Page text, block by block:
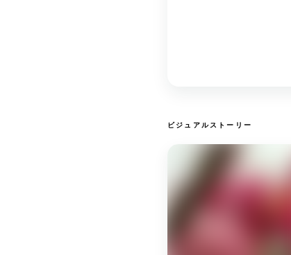
ビジュアルストーリー